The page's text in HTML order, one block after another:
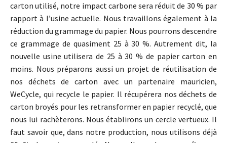
carton utilisé, notre impact carbone sera réduit de 30 % par
rapport à l’usine actuelle. Nous travaillons également à la
réduction du grammage du papier. Nous pourrons descendre
ce grammage de quasiment 25 à 30 %. Autrement dit, la
nouvelle usine utilisera de 25 à 30 % de papier carton en
moins. Nous préparons aussi un projet de réutilisation de
nos déchets de carton avec un partenaire mauricien,
WeCycle, qui recycle le papier. Il récupérera nos déchets de
carton broyés pour les retransformer en papier recyclé, que
nous lui rachèterons. Nous établirons un cercle vertueux. Il
faut savoir que, dans notre production, nous utilisons déjà